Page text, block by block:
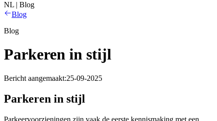
NL | Blog
Blog
Blog
Parkeren in stijl
Bericht aangemaakt:25-09-2025
Parkeren in stijl
Parkeervoorzieningen zijn vaak de eerste kennismaking met een